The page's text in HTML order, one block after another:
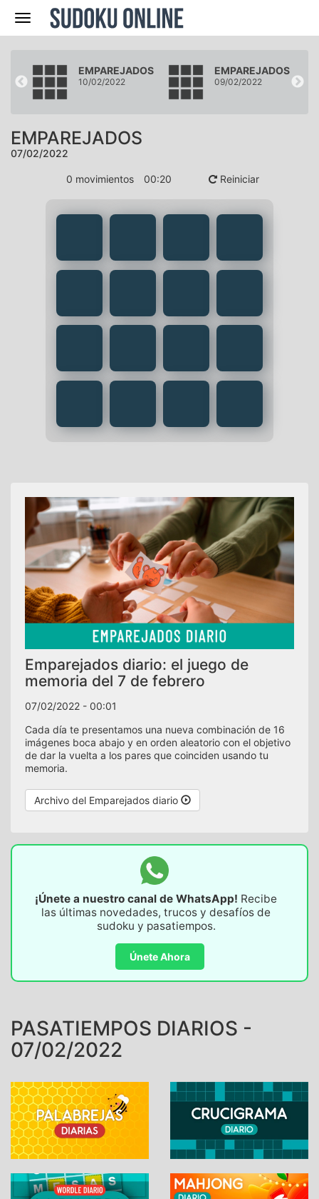
Navegación
EMPAREJADOS
10/02/2022
EMPAREJADOS
09/02/2022
EMPAREJADOS
07/02/2022
0 movimientos 00:20 Reiniciar
Emparejados diario: el juego de
memoria del 7 de febrero
07/02/2022 - 00:01
Cada día te presentamos una nueva combinación de 16
imágenes boca abajo y en orden aleatorio con el objetivo
de dar la vuelta a los pares que coinciden usando tu
memoria.
Archivo del Emparejados diario
¡Únete a nuestro canal de WhatsApp! Recibe
las últimas novedades, trucos y desafíos de
sudoku y pasatiempos.
Únete Ahora
PASATIEMPOS DIARIOS -
07/02/2022